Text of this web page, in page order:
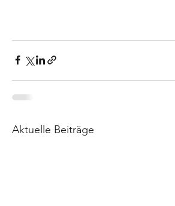
Aktuelle Beiträge